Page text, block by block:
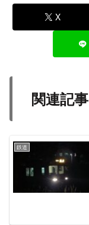
X
関連記事
鉄道